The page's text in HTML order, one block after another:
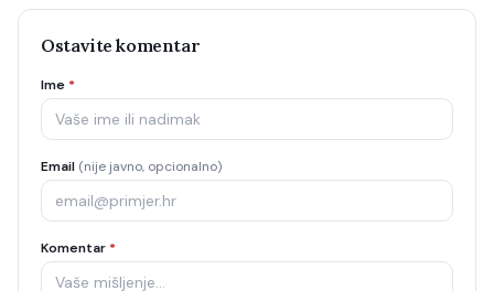
Ostavite komentar
Ime *
Email (nije javno, opcionalno)
Komentar *